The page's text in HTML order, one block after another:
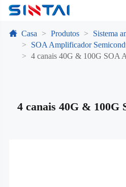
Casa Produtos
Sistema
SOA Amplificador
4 canais 40G & 100G SOA
4 canais 40G & 100G